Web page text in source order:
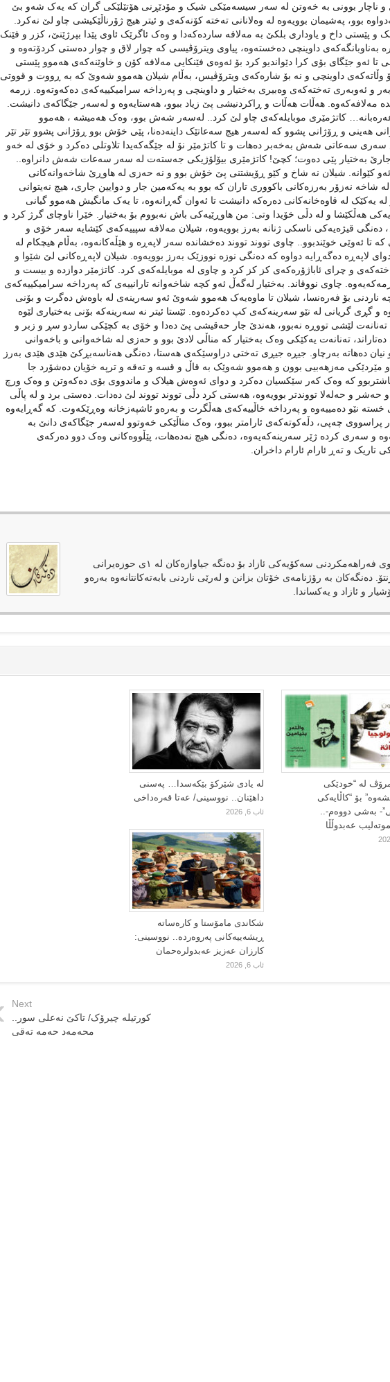
و ناچار بوونی به‌ خه‌وتن له‌ سه‌ر سیسه‌مێکی شیک و مۆدێڕنی هۆتێلێکی گران که‌ یەک شه‌و بێ
بوو، په‌شیمان بوویه‌وه‌ له‌ وه‌لانانی ته‌خته‌ کۆنه‌که‌ی و ئیتر هیچ ژۆرناڵێکیشی چاو لێ نه‌کرد.
پێستی داخ و یاوداری بلکێ به‌ مه‌لافه‌ سارده‌که‌دا و وه‌ک ئاگرێک ئاوی پێدا بپرژێنێ، کزر و فێنک
به‌ناوبانگه‌که‌ی داوینچی ده‌خسته‌وه‌، پیاوی ویترۆڤیسی که‌‌ چوار لاق و چوار ده‌ستی کردۆته‌وه‌ و
ئه‌و جێگای بۆی کرا دێواندیو کرد بۆ ئه‌وه‌ی فێنکایی مه‌لافه‌ کۆن و خاوێنه‌که‌ی هه‌موو پێستی
وڵاته‌که‌ی داوینچی و نه‌ بۆ شاره‌که‌ی ویترۆڤیس، به‌ڵام شیلان هه‌موو شه‌وێ که‌ به‌ ڕووت و قووتی
و ئه‌وبه‌ری ته‌خته‌که‌ی وه‌بیری به‌ختیار و داوینچی و پەرداخە سرامیکییەکەی ده‌که‌وته‌وه‌. زرمه‌
مه‌لافه‌که‌وه‌. هه‌ڵات هه‌ڵات و ڕاکردنیشی پێ زیاد ببوو، هەستایەوە و لەسەر جێگاکەی دانیشت.
کاتژمێری موبایله‌که‌ی چاو لێ کرد.. له‌سه‌ر شه‌ش بوو، وه‌ک هه‌میشه‌ ، هه‌موو
هه‌ینی و ڕۆژانی پشوو که‌ له‌سه‌ر هیچ سه‌عاتێک داینەدەنا، پێی خۆش بوو ڕۆژانی پشوو تێر تێر
سه‌عاتی شه‌ش به‌خه‌بر ده‌هات‌ و تا کاتژمێر نۆ له‌ جێگه‌که‌یدا تلاوتلی ده‌کرد و خۆی له‌ خه‌و
جارێ به‌ختیار پێی ده‌وت؛ کچێ! کاتژمێری بیۆلۆژیکی جه‌سته‌ت له‌ سه‌ر سه‌عات شه‌ش دانراوه‌..
کێوانه‌. شیلان نه‌ شاخ و کێو ڕۆیشتنی پێ خۆش بوو و نه‌ حه‌زی له‌ هاوڕێ شاخه‌وانه‌کانی
شاخه‌ نه‌زۆر به‌رزه‌کانی باکووری تاران که‌‌ بوو بە یه‌که‌مین جار و دوایین جاری، هیچ نه‌یتوانی
یه‌کێک له‌ قاوه‌خانه‌کانی ده‌ره‌که‌ دانیشت تا ئه‌وان گه‌ڕانه‌وه،‌‌ تا یه‌ک مانگیش هه‌موو گیانی
هه‌ڵکێشا و له‌ دڵی خۆیدا وتی: من هاوڕێیەکی باش نەبووم بۆ بەختیار. خێرا ناوچای گرژ کرد و
قیژه‌یه‌کی ناسکی ژنانه‌ به‌رز بوویه‌وه‌، شیلان مه‌لافه‌ سپییه‌که‌ی کێشایە‌ سه‌ر خۆی‌ و
تا ئه‌وێی خوێندبوو.. چاوی تووند تووند ده‌خشانده‌ سه‌ر لاپه‌ڕه‌ و هێڵه‌کانه‌وه،‌ به‌ڵام هیچکام له
لاپه‌ڕه‌ ده‌گه‌ڕایه‌ دواوه‌ که‌ ده‌نگی نوزه‌ نووزێک به‌رز بوویه‌وه‌. شیلان لاپه‌ڕه‌کانی لێ شێوا و
و چرای ئاباژۆره‌که‌ی کز کز کرد و چاوی له‌ موبایله‌که‌ی کرد. کاتژمێر دوازده‌ و بیست و
چاوی نووقاند. به‌ختیار له‌گه‌ڵ ئەو کچە شاخەوانە تارانییەی کە پەرداخە سرامیکییەکەی
ناردنی بۆ فه‌ره‌نسا، شیلان تا ماوه‌یه‌ک هه‌موو شه‌وێ ئه‌و سه‌رینه‌ی له‌ باوه‌ش ده‌گرت و بۆنی
و گڕی گریانی لە نێو سەرینەکەی کپ دەکردەوە. ئێستا ئیتر نه‌ سه‌رینه‌که‌ بۆنی به‌ختیاری لێوه‌
لێشی تووڕه‌ نه‌بوو، هه‌ندێ جار حه‌قیشی پێ ده‌دا و خۆی به‌ کچێکی ساردو سڕ و زبر و
ته‌نانه‌ت یه‌کێکی وه‌ک به‌ختیار که‌ مناڵی لادێ بوو و حه‌زی له‌ شاخه‌وانی و باخه‌وانی
ده‌هاته‌ به‌رچاو. جیڕه‌ جیڕی ته‌ختی دراوسێکەی‌ هەستا، ده‌نگی هه‌ناسه‌بڕکێ هێدی هێدی به‌رز
مێردێکی مه‌زهه‌بیی بوون و هه‌موو شه‌وێک بە قاڵ و قسە و تەقە و ترپە خۆیان ده‌شۆرد جا
که‌ وه‌ک که‌ر سێکسیان ده‌کرد و دوای ئەوەش هیلاک و ماندووی بۆی دەکەوتن و وه‌ک ورچ
و حه‌له‌لا تووندتر بوویه‌وه‌، هه‌ستی کرد دڵی تووند تووند لێ ده‌دات. ده‌ستی برد و له‌ پاڵی
خسته‌ نێو ده‌مییه‌وه‌ و په‌رداخه‌ خاڵییه‌که‌ی هه‌ڵگرت و به‌ره‌و ئاشپه‌زخانه‌ وه‌ڕێکه‌وت. که‌ گه‌ڕایه‌وه‌
پراسووی چه‌پی، دڵەکوتەکەی ئارامتر ببوو، وەک مناڵێکی خەوتوو لەسەر جێگاکەی دانێ بە
و سه‌ری کرده‌ ژێر سه‌رینه‌که‌یەوە، ده‌نگی هیچ نه‌ده‌هات، پێڵووه‌کانی وه‌ک دوو ده‌رکه‌ی
تاریک و ته‌ڕ ئارام ئارام داخران.
دەنگەکان وەک رۆژنامەیەکی ئەلکترۆنی لەپێناوی فەراهەمکردنی سەکۆیەکی ئازاد بۆ دەنگە جیاوازەکان لە ١ی حوزەیرانی
دەنگەکان بە رۆژنامەی خۆتان بزانن و لەرێی ناردنی بابەتەکانتانەوە بەرەو
و ئازاد و یەکساندا.
لە “خودێکی
بۆ “کاڵایەکی
بەشی دووەم-..
عەبدوڵڵا
لە یادی شێرکۆ بێکەسدا… پەسنی
داهێنان.. نووسینی/ عەتا قەرەداخی
ئاب 6, 2026
شکاندی مامۆستا و کارەساتە
ڕیشەییەکانی پەروەردە.. نووسینی:
کارزان عەزیز عەبدولرەحمان
ئاب 6, 2026
Next
کورتیلە چیرۆک/ تاکێ نەعلی سور..
محەمەد حەمە تەقی